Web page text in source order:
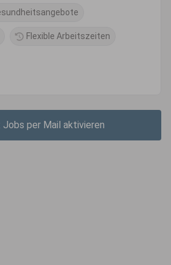
Flexible Arbeitszeiten
per Mail aktivieren